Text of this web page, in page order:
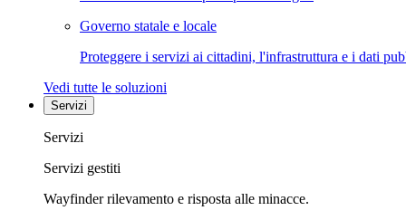
Governo statale e locale
Proteggere i servizi ai cittadini, l'infrastruttura e i dati
Vedi tutte le soluzioni
Servizi
Servizi
Servizi gestiti
Wayfinder rilevamento e risposta alle minacce.